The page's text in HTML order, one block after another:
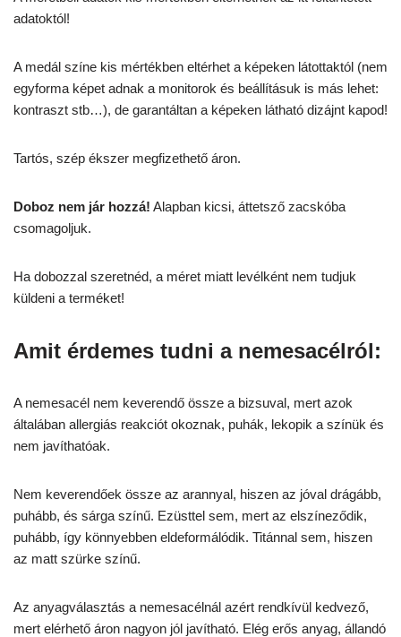
adatoktól!
A medál színe kis mértékben eltérhet a képeken látottaktól (nem
egyforma képet adnak a monitorok és beállításuk is más lehet:
kontraszt stb…), de garantáltan a képeken látható dizájnt kapod!
Tartós, szép ékszer megfizethető áron.
Doboz nem jár hozzá! Alapban kicsi, áttetsző zacskóba
csomagoljuk.
Ha dobozzal szeretnéd, a méret miatt levélként nem tudjuk
küldeni a terméket!
Amit érdemes tudni a nemesacélról:
A nemesacél nem keverendő össze a bizsuval, mert azok
általában allergiás reakciót okoznak, puhák, lekopik a színük és
nem javíthatóak.
Nem keverendőek össze az arannyal, hiszen az jóval drágább,
puhább, és sárga színű. Ezüsttel sem, mert az elszíneződik,
puhább, így könnyebben eldeformálódik. Titánnal sem, hiszen
az matt szürke színű.
Az anyagválasztás a nemesacélnál azért rendkívül kedvező,
mert elérhető áron nagyon jól javítható. Elég erős anyag, állandó